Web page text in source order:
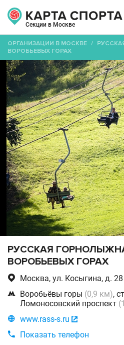
Секции в Москве
ОРГАНИЗАЦИИ В МОСКВЕ /
ВОРОБЬЕВЫХ ГОРАХ
РУССКАЯ
ВОРОБЬЕВЫХ ГОРАХ
 Москва, ул. Косыгина, д. 28
 Воробьёвы горы (0,9 км),
Ломоносовский проспект
 www.rass-s.ru 

Показать телефон